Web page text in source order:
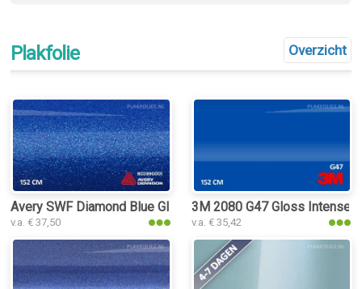
Overzicht
Plakfolie
Avery SWF Diamond Blue Gloss plakfolie
v.a. € 37,50
3M 2080 G47 Gloss Intense
v.a. € 35,42